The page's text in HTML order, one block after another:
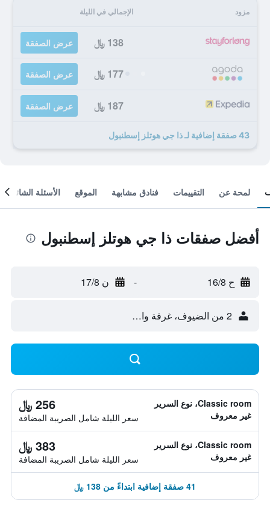
مزود الإجمالي في الليلة
138 ﷼ عرض الصفقة
177 ﷼ عرض الصفقة
187 ﷼ عرض الصفقة
43 صفقة إضافية لـ ذا جي هوتلز إسطنبول
لمحة عن التقييمات فنادق مشابهة الموقع الأسئلة الشائعة
أفضل صفقات ذا جي هوتلز إسطنبول
ح 16/8 - ن 17/8
2 من الضيوف، غرفة واحدة
Classic room، نوع السرير
غير معروف
256 ﷼
سعر الليلة شامل الصريبة المضافة
Classic room، نوع السرير
غير معروف
383 ﷼
سعر الليلة شامل الصريبة المضافة
41 صفقة إضافية ابتداءً من 138 ﷼